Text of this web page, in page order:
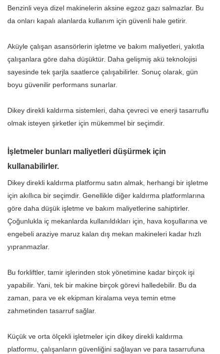
Benzinli veya dizel makinelerin aksine egzoz gazı salmazlar. Bu
da onları kapalı alanlarda kullanım için güvenli hale getirir.
Aküyle çalışan asansörlerin işletme ve bakım maliyetleri, yakıtla
çalışanlara göre daha düşüktür. Daha gelişmiş akü teknolojisi
sayesinde tek şarjla saatlerce çalışabilirler. Sonuç olarak, gün
boyu güvenilir performans sunarlar.
Dikey direkli kaldırma sistemleri, daha çevreci ve enerji tasarruflu
olmak isteyen şirketler için mükemmel bir seçimdir.
İşletmeler bunları maliyetleri düşürmek için
kullanabilirler.
Dikey direkli kaldırma platformu satın almak, herhangi bir işletme
için akıllıca bir seçimdir. Genellikle diğer kaldırma platformlarına
göre daha düşük işletme ve bakım maliyetlerine sahiptirler.
Çoğunlukla iç mekanlarda kullanıldıkları için, hava koşullarına ve
engebeli araziye maruz kalan dış mekan makineleri kadar hızlı
yıpranmazlar.
Bu forkliftler, tamir işlerinden stok yönetimine kadar birçok işi
yapabilir. Yani, tek bir makine birçok görevi halledebilir. Bu da
zaman, para ve ek ekipman kiralama veya temin etme
zahmetinden tasarruf sağlar.
Küçük ve orta ölçekli işletmeler için dikey direkli kaldırma
platformu, çalışanların güvenliğini sağlayan ve para tasarrufuna